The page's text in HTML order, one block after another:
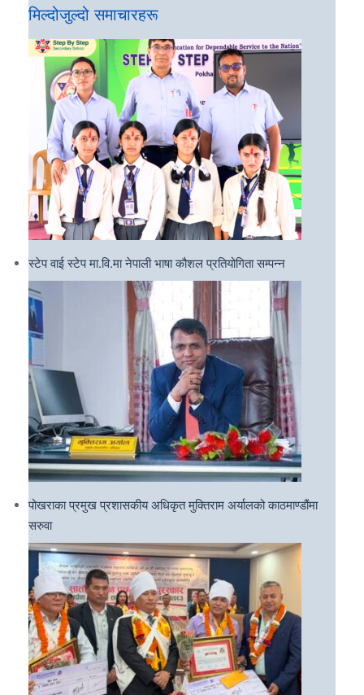
मिल्दोजुल्दो समाचारहरू
स्टेप वाई स्टेप मा.वि.मा नेपाली भाषा कौशल प्रतियोगिता सम्पन्न
पोखराका प्रमुख प्रशासकीय अधिकृत मुक्तिराम अर्यालको काठमाण्डौंमा
सरुवा